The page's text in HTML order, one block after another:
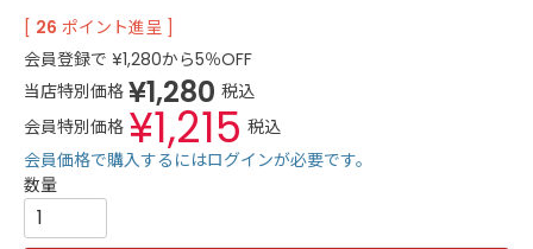
[ 26 ポイント進呈 ]
会員登録で ¥1,280から5％OFF
当店特別価格 ¥1,280 税込
会員特別価格 ¥1,215 税込
会員価格で購入するにはログインが必要です。